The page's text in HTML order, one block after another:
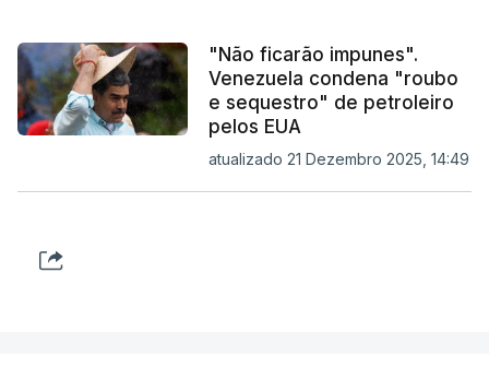
"Não ficarão impunes".
Venezuela condena "roubo
e sequestro" de petroleiro
pelos EUA
atualizado 21 Dezembro 2025, 14:49